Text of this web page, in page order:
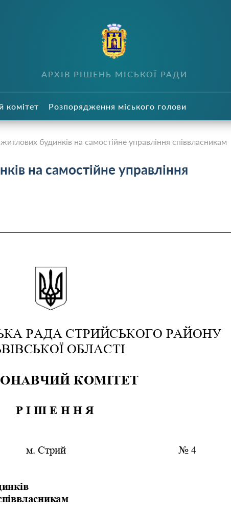
АРХІВ РІШЕНЬ МІСЬКОЇ РАДИ
комітет Розпорядження міського голови
будинків на самостійне управління співвласникам
на самостійне управління